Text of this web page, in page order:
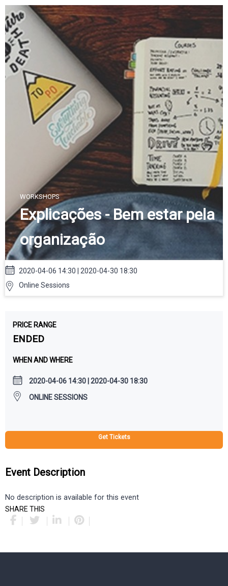
Skip
to
content
WORKSHOPS
Explicações - Bem estar pela
organização
2020-04-06 14:30 | 2020-04-30 18:30
Online Sessions
PRICE RANGE
ENDED
WHEN AND WHERE
2020-04-06 14:30 | 2020-04-30 18:30
ONLINE SESSIONS
Get Tickets
Event Description
No description is available for this event
SHARE THIS